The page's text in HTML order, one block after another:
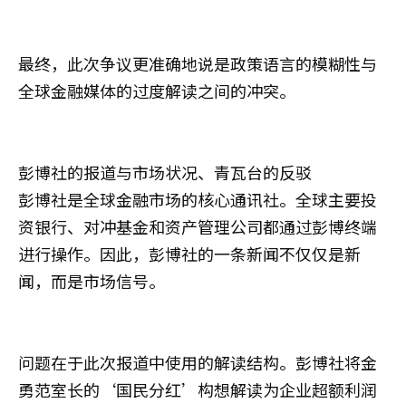
最终，此次争议更准确地说是政策语言的模糊性与
全球金融媒体的过度解读之间的冲突。
彭博社的报道与市场状况、青瓦台的反驳
彭博社是全球金融市场的核心通讯社。全球主要投
资银行、对冲基金和资产管理公司都通过彭博终端
进行操作。因此，彭博社的一条新闻不仅仅是新
闻，而是市场信号。
问题在于此次报道中使用的解读结构。彭博社将金
勇范室长的‘国民分红’构想解读为企业超额利润